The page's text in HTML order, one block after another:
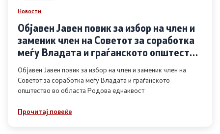
Дијалог меѓу Владата и граѓанскиот сектор
Отворени денови за иницијативи на граѓанските
организации
Финансиска поддршка
Новости
Објавен Јавен повик за избор на член и
заменик член на Советот за соработка
меѓу Владата и граѓанското општество
во областа Родова еднаквост
Објавен Јавен повик за избор на член и заменик член на
Советот за соработка меѓу Владата и граѓанското
општество во областа Родова еднаквост
Прочитај повеќе